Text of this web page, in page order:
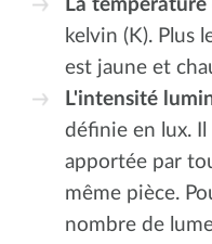
La
kelvin (K). Plus
est jaune et
L'intensité
définie en lux.
apportée par
même pièce.
nombre de